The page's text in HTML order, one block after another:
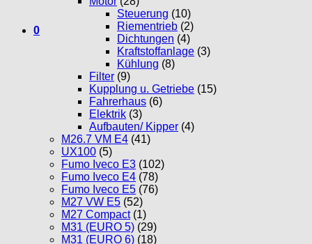
0
Steuerung (10)
Riementrieb (2)
Dichtungen (4)
Kraftstoffanlage (3)
Kühlung (8)
Filter (9)
Kupplung u. Getriebe (15)
Fahrerhaus (6)
Elektrik (3)
Aufbauten/ Kipper (4)
M26.7 VM E4 (41)
UX100 (5)
Fumo Iveco E3 (102)
Fumo Iveco E4 (78)
Fumo Iveco E5 (76)
M27 VW E5 (52)
M27 Compact (1)
M31 (EURO 5) (29)
M31 (EURO 6) (18)